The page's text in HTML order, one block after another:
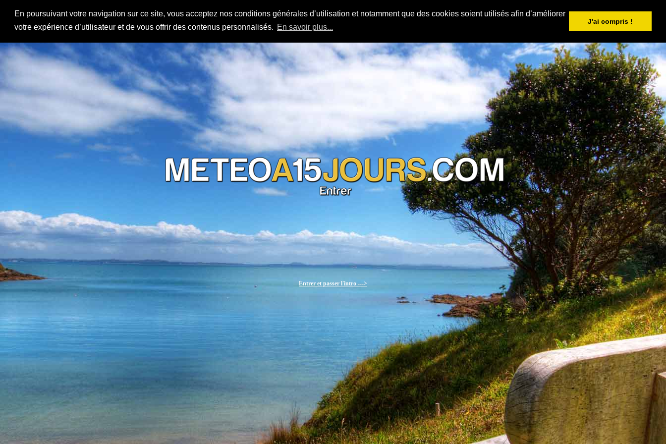
En poursuivant votre navigation sur ce site, vous acceptez nos conditions générales d’utilisation et notamment que des cookies soient utilisés afin d’améliorer
votre expérience d’utilisateur et de vous offrir des contenus personnalisés. En savoir plus...
J'ai compris !
Entrer et passer l'intro --->